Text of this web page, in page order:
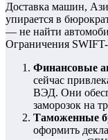
Доставка машин,
упирается в
— не найти
Ограничения
Финансовые
сейчас
ВЭД. Они
заморозок на
Таможенные
оформить